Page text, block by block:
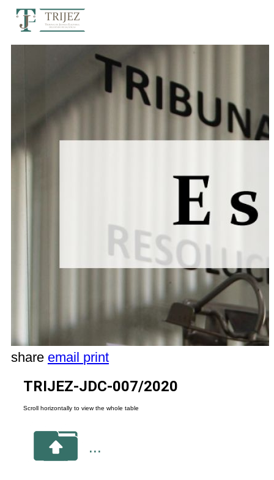
share email print
TRIJEZ-JDC-007/2020
...